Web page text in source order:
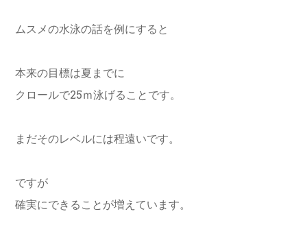
ムスメの水泳の話を例にすると
本来の目標は夏までに
クロールで25ｍ泳げることです。
まだそのレベルには程遠いです。
ですが
確実にできることが増えています。